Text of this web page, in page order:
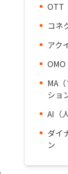
OTT
コネ
アク
OMO
MA
ショ
AI（
ダイ
ン